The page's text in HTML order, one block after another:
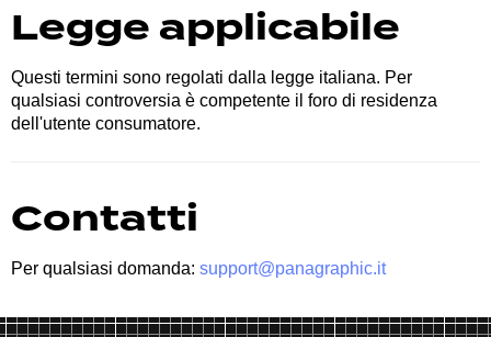
Legge applicabile
Questi termini sono regolati dalla legge italiana. Per
qualsiasi controversia è competente il foro di residenza
dell'utente consumatore.
Contatti
Per qualsiasi domanda: support@panagraphic.it